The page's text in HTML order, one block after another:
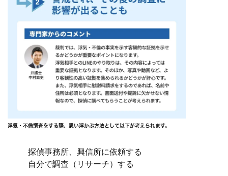
浮気・不倫調査をする際、思い浮かぶ方法として以下が考えられます。
探偵事務所、興信所に依頼する
自分で調査（リサーチ）する